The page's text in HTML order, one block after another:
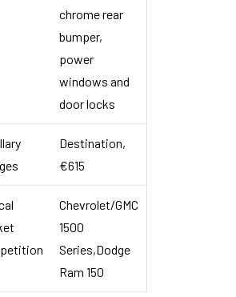
chrome rear
bumper,
power
windows and
door locks
Destination,
€615
Chevrolet/GMC
1500
Series,Dodge
Ram 150